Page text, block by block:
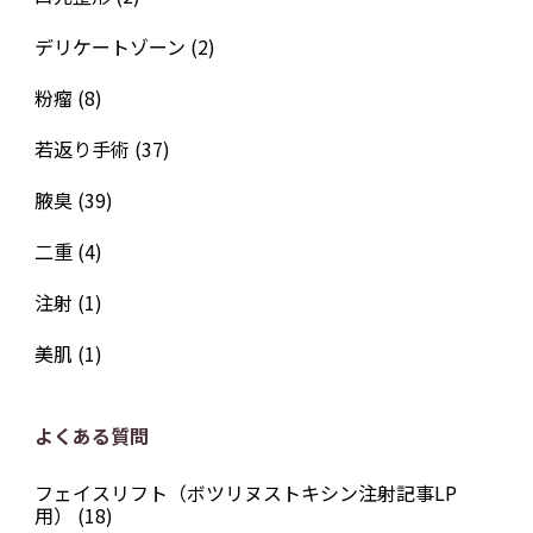
デリケートゾーン (2)
粉瘤 (8)
若返り手術 (37)
腋臭 (39)
二重 (4)
注射 (1)
美肌 (1)
よくある質問
フェイスリフト（ボツリヌストキシン注射記事LP
用） (18)